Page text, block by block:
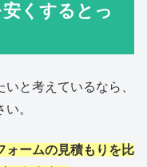
くするとっ
と考えているなら、
。
ォームの見積もりを比